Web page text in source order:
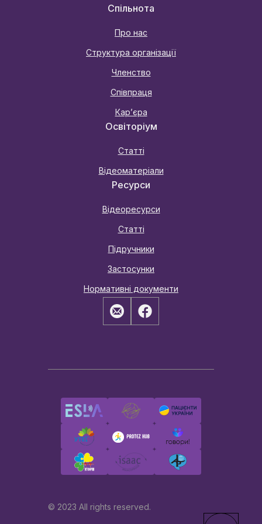
Спільнота
Про нас
Структура організації
Членство
Співпраця
Карʼєра
Освіторіум
Статті
Відеоматеріали
Ресурси
Відеоресурси
Статті
Підручники
Застосунки
Нормативні документи
© 2023 All rights reserved.